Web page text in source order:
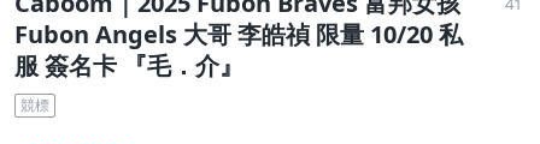
Fubon Angels 大哥 李皓禎 限量 10/20 私
服 簽名卡 『毛．介』
競標